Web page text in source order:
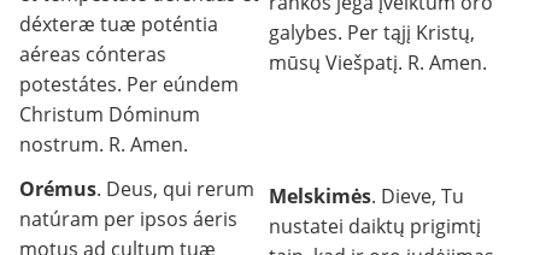
déxteræ tuæ poténtia
aéreas cónteras
potestátes. Per eúndem
Christum Dóminum
nostrum. R. Amen.
Orémus. Deus, qui rerum
natúram per ipsos áeris
motus ad cultum tuæ
galybes. Per tąjį Kristų,
mūsų Viešpatį. R. Amen.
Melskimės. Dieve, Tu
nustatei daiktų prigimtį